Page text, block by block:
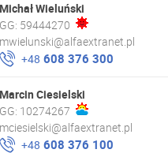
Michał Wieluński
GG: 59444270
mwielunski@alfaextranet.pl
+48 608 376 300
Marcin Ciesielski
GG: 10274267
mciesielski@alfaextranet.pl
+48 608 376 100